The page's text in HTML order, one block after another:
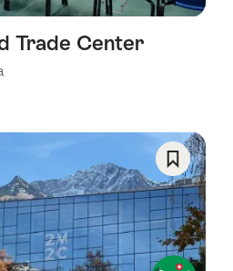
Trade Center
Save
As
Favorite